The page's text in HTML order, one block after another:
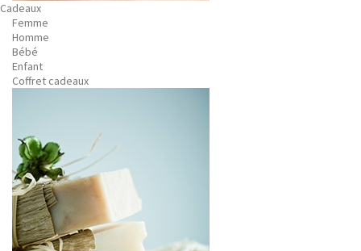
Cadeaux
Femme
Homme
Bébé
Enfant
Coffret cadeaux